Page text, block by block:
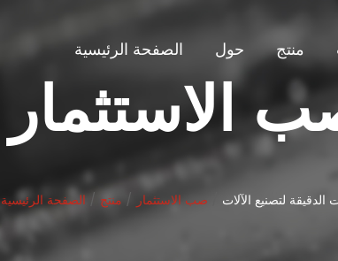
الصفحة الرئيسية حول منتج
الاستثمار
الصفحة الرئيسية/ منتج / صب الاستثمار الدقيقة لتصنيع الآلات